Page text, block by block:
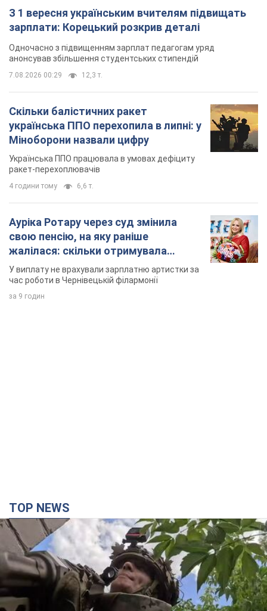
З 1 вересня українським вчителям підвищать
зарплати: Корецький розкрив деталі
Одночасно з підвищенням зарплат педагогам уряд
анонсував збільшення студентських стипендій
7.08.2026 00:29 12,3 т.
Скільки балістичних ракет
українська ППО перехопила в липні: у
Міноборони назвали цифру
Українська ППО працювала в умовах дефіциту
ракет-перехоплювачів
4 години тому 6,6 т.
Ауріка Ротару через суд змінила
свою пенсію, на яку раніше
жалілася: скільки отримувала
співачка
У виплату не врахували зарплатню артистки за
час роботи в Чернівецькій філармонії
за 9 годин
TOP NEWS